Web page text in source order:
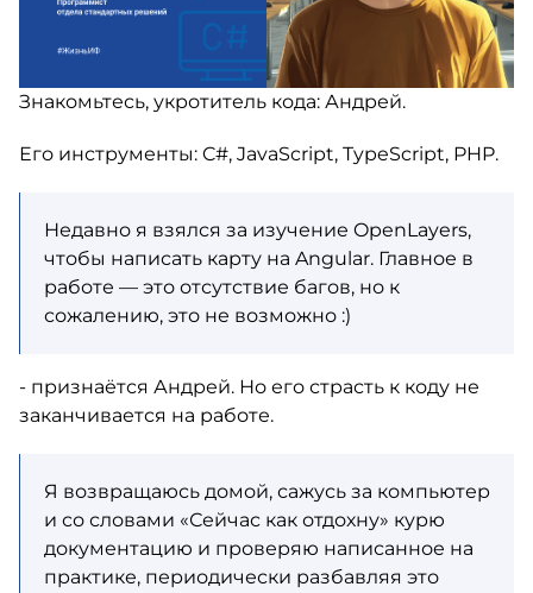
Знакомьтесь, укротитель кода: Андрей.
Его инструменты: C#, JavaScript, TypeScript, PHP.
Недавно я взялся за изучение OpenLayers,
чтобы написать карту на Angular. Главное в
работе — это отсутствие багов, но к
сожалению, это не возможно :)
- признаётся Андрей. Но его страсть к коду не
заканчивается на работе.
Я возвращаюсь домой, сажусь за компьютер
и со словами «Сейчас как отдохну» курю
документацию и проверяю написанное на
практике, периодически разбавляя это